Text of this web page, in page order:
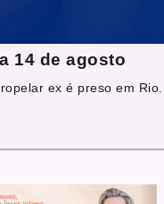
14 de agosto
ex é preso em